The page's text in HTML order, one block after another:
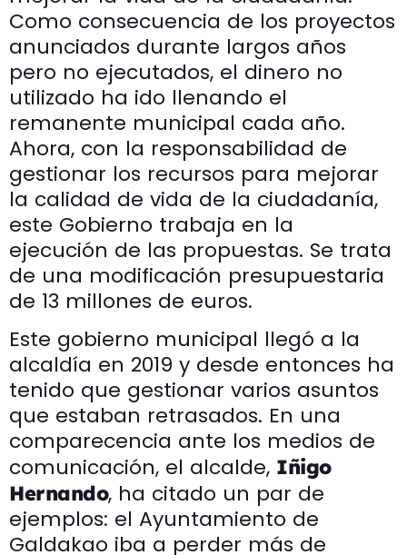
Como consecuencia de los proyectos
anunciados durante largos años
pero no ejecutados, el dinero no
utilizado ha ido llenando el
remanente municipal cada año.
Ahora, con la responsabilidad de
gestionar los recursos para mejorar
la calidad de vida de la ciudadanía,
este Gobierno trabaja en la
ejecución de las propuestas. Se trata
de una modificación presupuestaria
de 13 millones de euros.
Este gobierno municipal llegó a la
alcaldía en 2019 y desde entonces ha
tenido que gestionar varios asuntos
que estaban retrasados. En una
comparecencia ante los medios de
comunicación, el alcalde, Iñigo
Hernando, ha citado un par de
ejemplos: el Ayuntamiento de
Galdakao iba a perder más de